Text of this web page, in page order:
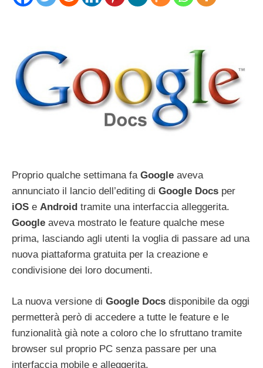
Proprio qualche settimana fa Google aveva
annunciato il lancio dell’editing di Google Docs per
iOS e Android tramite una interfaccia alleggerita.
Google aveva mostrato le feature qualche mese
prima, lasciando agli utenti la voglia di passare ad una
nuova piattaforma gratuita per la creazione e
condivisione dei loro documenti.
La nuova versione di Google Docs disponibile da oggi
permetterà però di accedere a tutte le feature e le
funzionalità già note a coloro che lo sfruttano tramite
browser sul proprio PC senza passare per una
interfaccia mobile e alleggerita.